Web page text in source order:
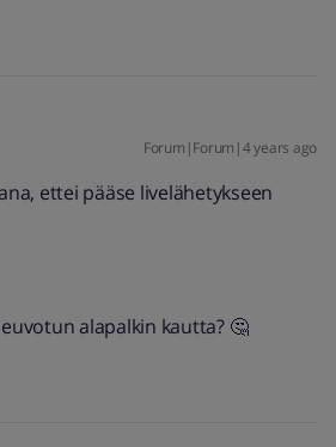
Forum|Forum|4 years ago
ettei pääse livelähetykseen
alapalkin kautta? 🤔